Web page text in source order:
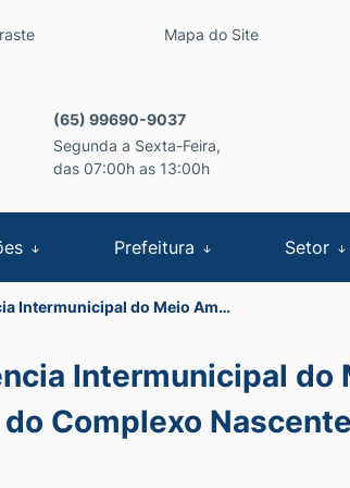
de Mapa do Site
(65) 99690-9037
Segunda a Sexta-Feira,
das 07:00h as 13:00h
Prefeitura Setor
Intermunicipal do Meio Am…
Intermunicipal do
Complexo